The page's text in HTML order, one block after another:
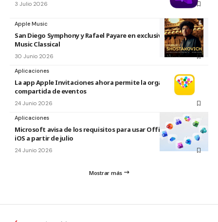
3 Julio 2026
Apple Music
San Diego Symphony y Rafael Payare en exclusiva en Apple
Music Classical
30 Junio 2026
Aplicaciones
La app Apple Invitaciones ahora permite la organización
compartida de eventos
24 Junio 2026
Aplicaciones
Microsoft avisa de los requisitos para usar Office en macOS y
iOS a partir de julio
24 Junio 2026
Mostrar más